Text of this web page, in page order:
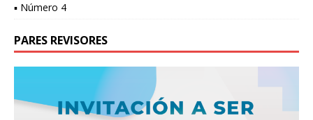
▪ Número 4
PARES REVISORES